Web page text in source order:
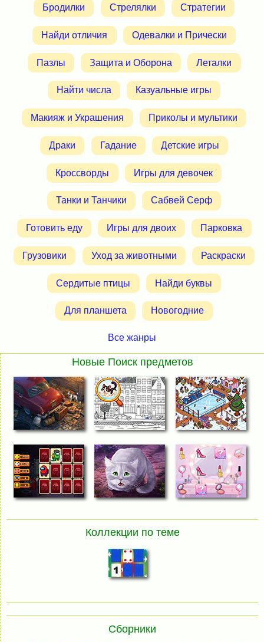
Бродилки Стрелялки Стратегии
Найди отличия Одевалки и Прически
Пазлы Защита и Оборона Леталки
Найти числа Казуальные игры
Макияж и Украшения Приколы и мультики
Драки Гадание Детские игры
Кроссворды Игры для девочек
Танки и Танчики Сабвей Серф
Готовить еду Игры для двоих Парковка
Грузовики Уход за животными Раскраски
Сердитые птицы Найди буквы
Для планшета Новогодние
Все жанры
Новые Поиск предметов
Коллекции по теме
Сборники